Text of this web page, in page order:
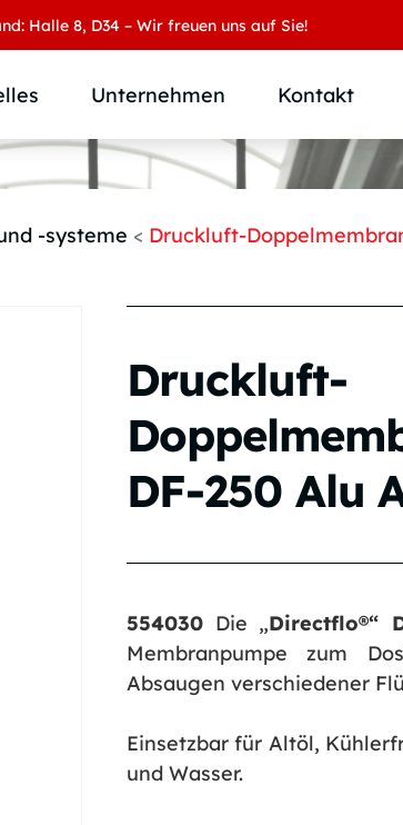
8, D34 – Wir freuen uns auf Sie!
Produktübersicht
Produktkategorie
Branchen und Märkte
Unternehmen
Wer wir sind
SAMOA Gruppe
Downloads
Kontakt
-systeme < Druckluft-
Druckluft-
DF-250 Alu
554030Die „Directflo®“
Membranpumpe zum
Absaugen verschiedener
Einsetzbar für Altöl,
und Wasser.